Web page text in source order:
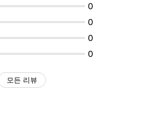
0
0
0
0
모든 리뷰